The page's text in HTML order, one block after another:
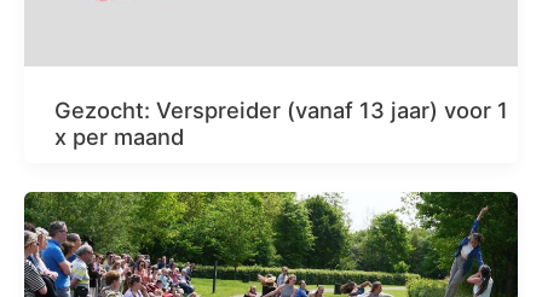
Gezocht: Verspreider (vanaf 13 jaar) voor 1
x per maand